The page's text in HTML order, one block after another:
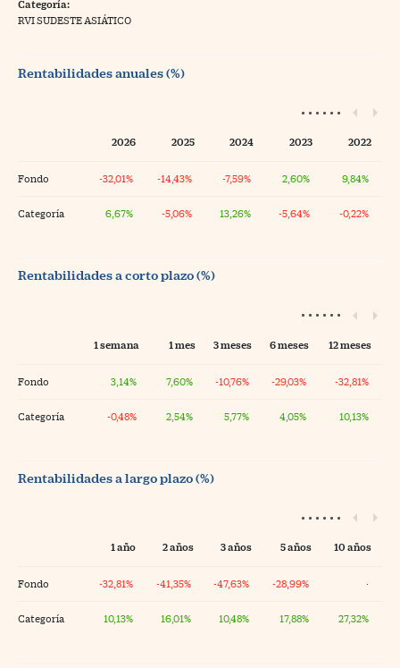
Categoría:
RVI SUDESTE ASIÁTICO
Rentabilidades anuales (%)
2026 2025 2024 2023 2022
Fondo -32,01% -14,43% -7,59% 2,60% 9,84%
Categoría 6,67% -5,06% 13,26% -5,64% -0,22%
Rentabilidades a corto plazo (%)
1 semana 1 mes 3 meses 6 meses 12 meses
Fondo 3,14% 7,60% -10,76% -29,03% -32,81%
Categoría -0,48% 2,54% 5,77% 4,05% 10,13%
Rentabilidades a largo plazo (%)
1 año 2 años 3 años 5 años 10 años
Fondo -32,81% -41,35% -47,63% -28,99% ·
Categoría 10,13% 16,01% 10,48% 17,88% 27,32%